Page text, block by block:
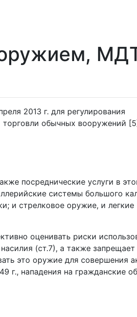
оружием,
2013 г. для регулирования
обычных вооружений
посреднические услуги в
системы большого
и стрелковое оружие, и легкие
оценивать риски
(ст.7), а также запрещает
это оружие для совершения
г., нападения на гражданские